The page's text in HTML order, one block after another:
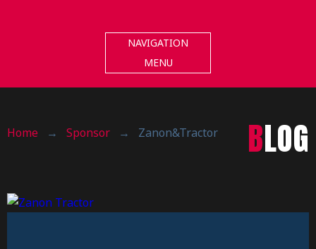
NAVIGATION
MENU
Home → Sponsor → Zanon&Tractor BLOG